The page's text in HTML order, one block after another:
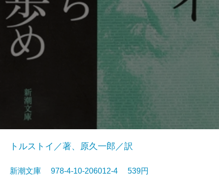
トルストイ／著、原久一郎／訳
新潮文庫 978-4-10-206012-4 539円